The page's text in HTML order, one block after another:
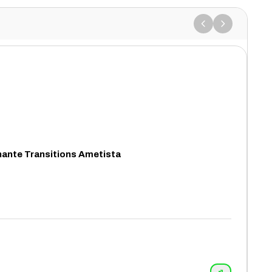
Transitions Ametista